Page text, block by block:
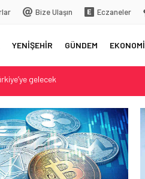
Bize Ulaşın Eczaneler
YENİŞEHİR GÜNDEM EKONOMİ
bıraktığı yazı…
yaşandı
gelecek